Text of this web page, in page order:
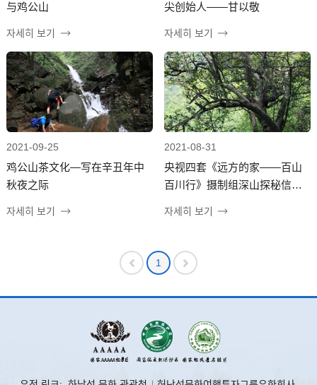
与鸡公山
자세히 보기
尖创始人——甘以敬
자세히 보기
2021-09-25
鸡公山茶文化—写在辛丑年中
秋夜之际
자세히 보기
2021-08-31
央视四套《远方的家——百山
百川行》摄制组深山探秘信阳
자세히 보기
1